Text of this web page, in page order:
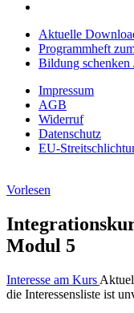
Aktuelle
Programmheft
Bildung schenken
Impressum
AGB
Widerruf
Datenschutz
EU-
Vorlesen
Modul 5
Interesse am Kurs
die Interessensliste ist